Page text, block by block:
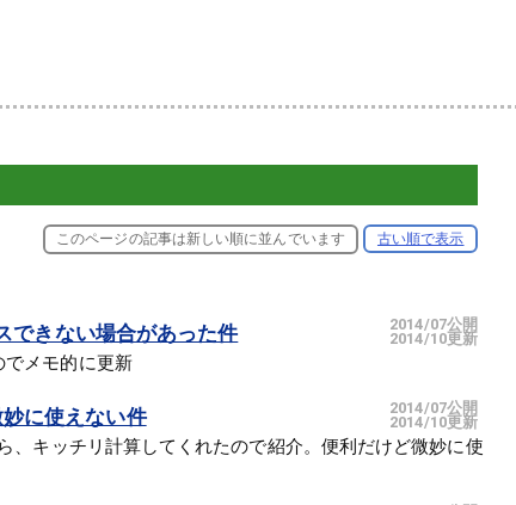
このページの記事は新しい順に並んでいます 古い順で表示
2014/07公開
2014/10更新
きない場合があった件
でメモ的に更新
2014/07公開
2014/10更新
に使えない件
、キッチリ計算してくれたので紹介。便利だけど微妙に使